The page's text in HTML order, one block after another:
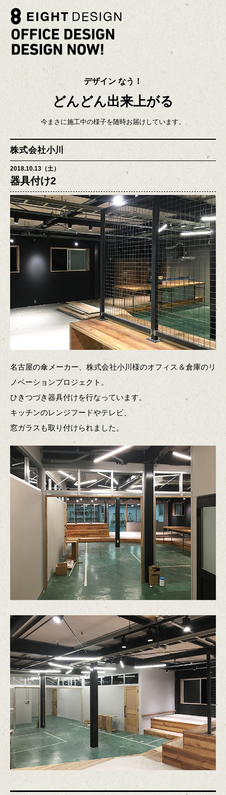
デザイン なう！
どんどん出来上がる
今まさに施工中の様子を随時お届けしています。
株式会社小川
2018.10.13（土）
器具付け2
名古屋の傘メーカー、株式会社小川様のオフィス＆倉庫のリ
ノベーションプロジェクト。
ひきつづき器具付けを行なっています。
キッチンのレンジフードやテレビ、
窓ガラスも取り付けられました。